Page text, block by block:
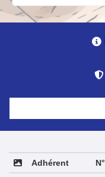
Adhérent N°